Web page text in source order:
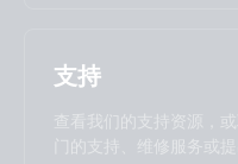
Türkçe
Русский
支持
查看我们的支持资源，
门的支持、维修服务或